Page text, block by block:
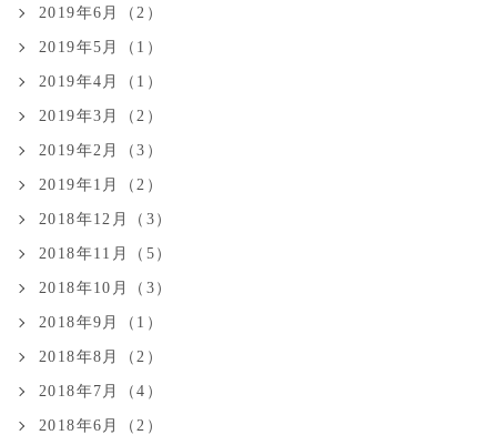
2019年6月（2）
2019年5月（1）
2019年4月（1）
2019年3月（2）
2019年2月（3）
2019年1月（2）
2018年12月（3）
2018年11月（5）
2018年10月（3）
2018年9月（1）
2018年8月（2）
2018年7月（4）
2018年6月（2）